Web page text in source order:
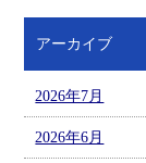
アーカイブ
2026年7月
2026年6月